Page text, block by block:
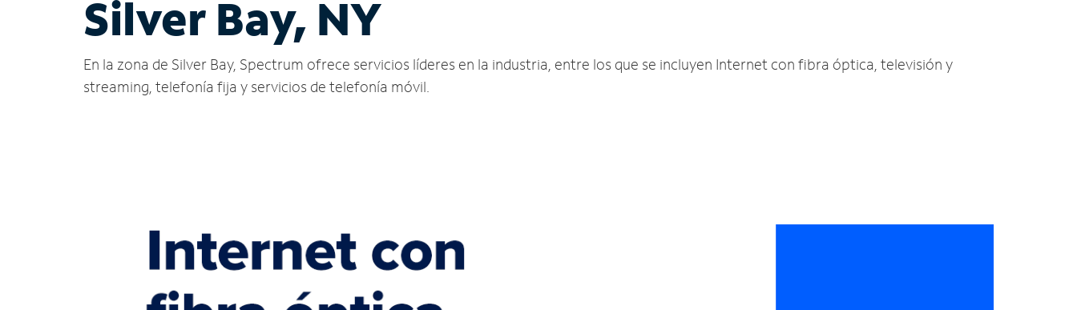
Silver Bay, NY
En la zona de Silver Bay, Spectrum ofrece servicios líderes en la industria, entre los que se incluyen Internet con fibra óptica, televisión y
streaming, telefonía fija y servicios de telefonía móvil.